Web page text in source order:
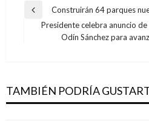
Navegación
entradas
Entrada
anterior
Construirán 64 parques
Entrada
Presidente celebra anuncio
Odín Sánchez para
TAMBIÉN PODRÍA
en New York
Iván Briceño lunes septiembre 24,
Renato López, asesinado a